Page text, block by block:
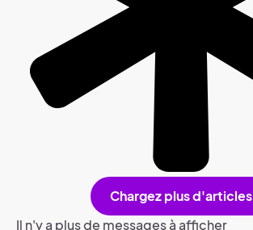
Chargez plus d'articles
Il n'y a plus de messages à afficher